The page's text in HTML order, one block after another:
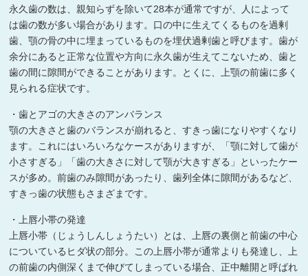
永久歯の数は、親知らずを除いて28本が通常ですが、人によって
は歯の数が多い場合があります。口の中に生えてくるものを過剰
歯、顎の骨の中に埋まっているものを埋伏過剰歯と呼びます。歯が
余分にあると正常な位置や方向に永久歯が生えてこないため、歯と
歯の間に隙間ができることがあります。とくに、上顎の前歯に多く
見られる症状です。
・歯とアゴの大きさのアンバランス
顎の大きさと歯のバランスが崩れると、すきっ歯になりやすくなり
ます。これにはいろいろなケースがありますが、「顎に対して歯が
小さすぎる」「歯の大きさに対して顎が大きすぎる」といったケー
スが多め。前歯のみ隙間があったり、歯列全体に隙間があるなど、
すきっ歯の状態もさまざまです。
・上唇小帯の発達
上唇小帯（じょうしんしょうたい）とは、上唇の裏側と前歯の中心
についているヒダ状の部分。この上唇小帯が通常よりも発達し、上
の前歯の内側深くまで伸びてしまっている場合、正中離開と呼ばれ